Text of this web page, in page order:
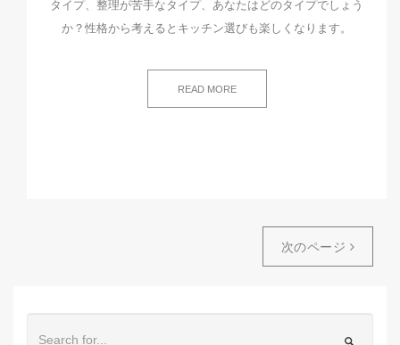
タイプ、整理が苦手なタイプ、あなたはどのタイプでしょう
か？性格から考えるとキッチン選びも楽しくなります。
READ MORE
次のページ